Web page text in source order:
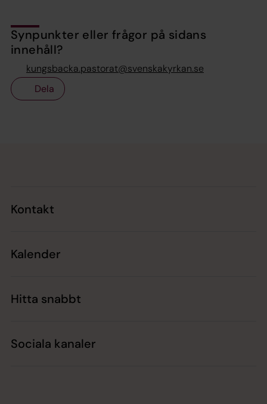
Synpunkter eller frågor på sidans
innehåll?
kungsbacka.pastorat@svenskakyrkan.se
Dela
Kontakt
Kalender
Hitta snabbt
Sociala kanaler